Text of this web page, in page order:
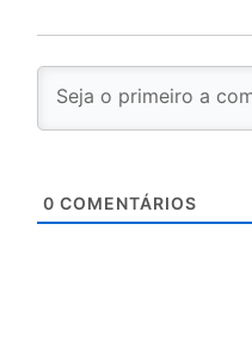
0 COMENTÁRIOS